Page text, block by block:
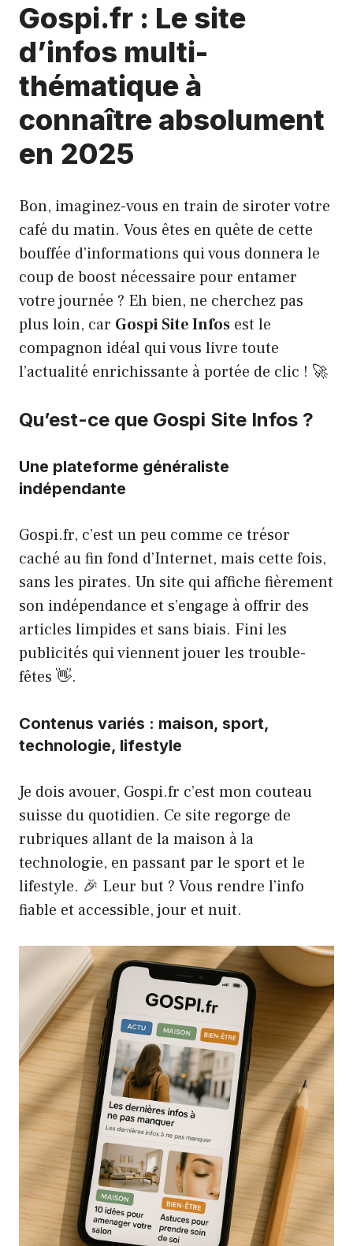
Gospi.fr : Le site
d’infos multi-
thématique à
connaître absolument
en 2025
Bon, imaginez-vous en train de siroter votre
café du matin. Vous êtes en quête de cette
bouffée d’informations qui vous donnera le
coup de boost nécessaire pour entamer
votre journée ? Eh bien, ne cherchez pas
plus loin, car Gospi Site Infos est le
compagnon idéal qui vous livre toute
l’actualité enrichissante à portée de clic ! 🚀
Qu’est-ce que Gospi Site Infos ?
Une plateforme généraliste
indépendante
Gospi.fr, c’est un peu comme ce trésor
caché au fin fond d’Internet, mais cette fois,
sans les pirates. Un site qui affiche fièrement
son indépendance et s’engage à offrir des
articles limpides et sans biais. Fini les
publicités qui viennent jouer les trouble-
fêtes 👋.
Contenus variés : maison, sport,
technologie, lifestyle
Je dois avouer, Gospi.fr c’est mon couteau
suisse du quotidien. Ce site regorge de
rubriques allant de la maison à la
technologie, en passant par le sport et le
lifestyle. 🎉 Leur but ? Vous rendre l’info
fiable et accessible, jour et nuit.